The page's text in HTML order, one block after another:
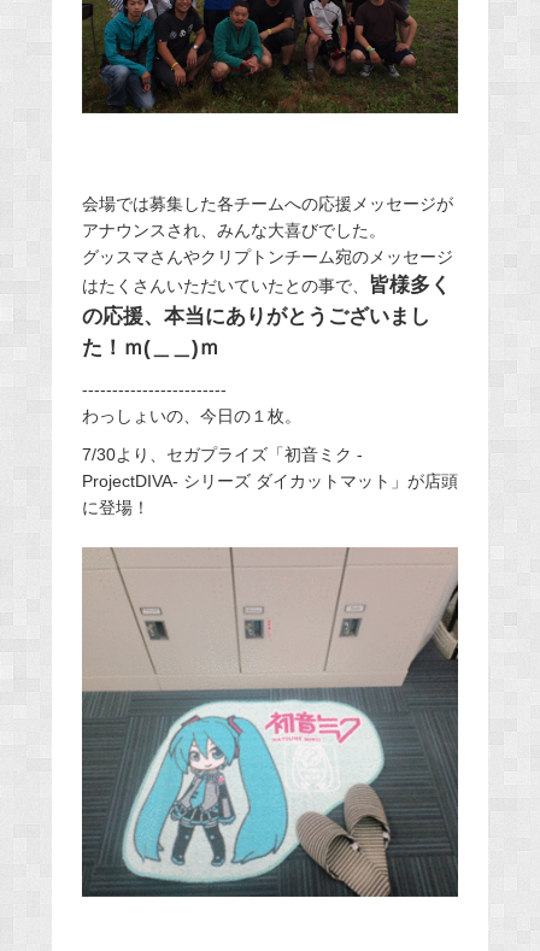
会場では募集した各チームへの応援メッセージが
アナウンスされ、みんな大喜びでした。
グッスマさんやクリプトンチーム宛のメッセージ
はたくさんいただいていたとの事で、 皆様多く
の応援、本当にありがとうございまし
た！ｍ(＿＿)ｍ
------------------------
わっしょいの、今日の１枚。
7/30より、セガプライズ「初音ミク -
ProjectDIVA- シリーズ ダイカットマット」が店頭
に登場！